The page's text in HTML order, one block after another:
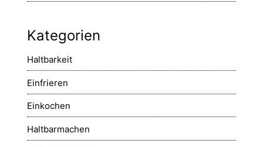
Kategorien
Haltbarkeit
Einfrieren
Einkochen
Haltbarmachen